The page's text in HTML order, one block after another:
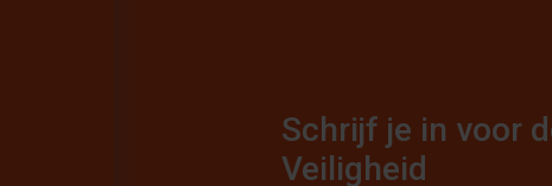
Schrijf je in voor
Veiligheid